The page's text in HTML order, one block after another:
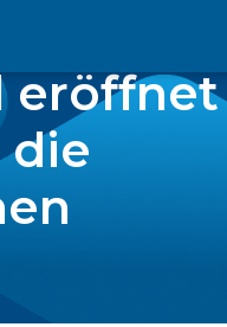
eröffnet
die